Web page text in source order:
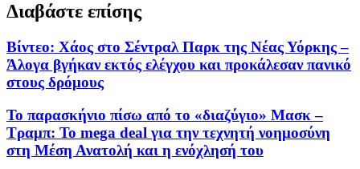
Διαβάστε επίσης
Βίντεο: Χάος στο Σέντραλ Παρκ της Νέας Υόρκης –
Άλογα βγήκαν εκτός ελέγχου και προκάλεσαν πανικό
στους δρόμους
Το παρασκήνιο πίσω από το «διαζύγιο» Μασκ –
Τραμπ: Το mega deal για την τεχνητή νοημοσύνη
στη Μέση Ανατολή και η ενόχλησή του